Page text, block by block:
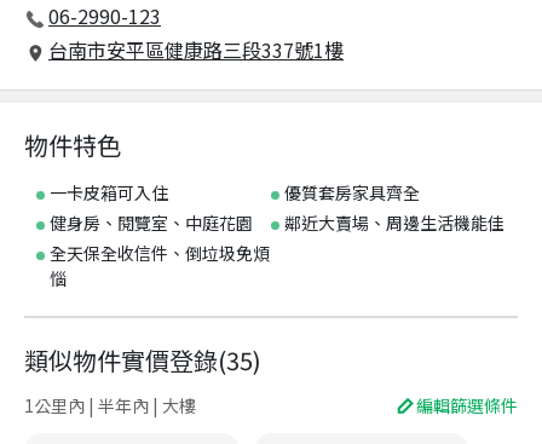
06-2990-123
台南市安平區健康路三段337號1樓
物件特色
一卡皮箱可入住
優質套房家具齊全
健身房、閱覽室、中庭花園
鄰近大賣場、周邊生活機能佳
全天保全收信件、倒垃圾免煩
惱
類似物件實價登錄(35)
1公里內 | 半年內 | 大樓 編輯篩選條件